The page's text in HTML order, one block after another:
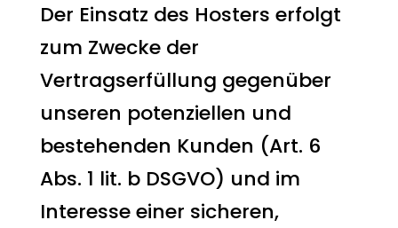
Der Einsatz des Hosters erfolgt
zum Zwecke der
Vertragserfüllung gegenüber
unseren potenziellen und
bestehenden Kunden (Art. 6
Abs. 1 lit. b DSGVO) und im
Interesse einer sicheren,